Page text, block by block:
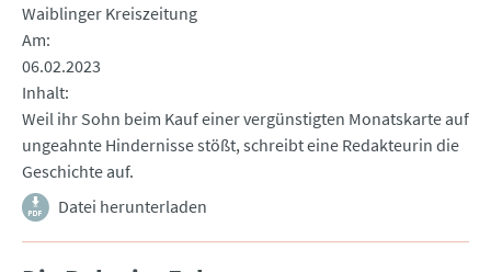
Waiblinger Kreiszeitung
Am
06.02.2023
Inhalt
Weil ihr Sohn beim Kauf einer vergünstigten Monatskarte auf
ungeahnte Hindernisse stößt, schreibt eine Redakteurin die
Geschichte auf.
Datei herunterladen